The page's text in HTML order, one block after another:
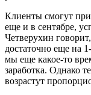
Клиенты смогут
еще и в сентябре,
Четверухин
достаточно еще на
мы еще какое-то
заработка. Однако
возрастут